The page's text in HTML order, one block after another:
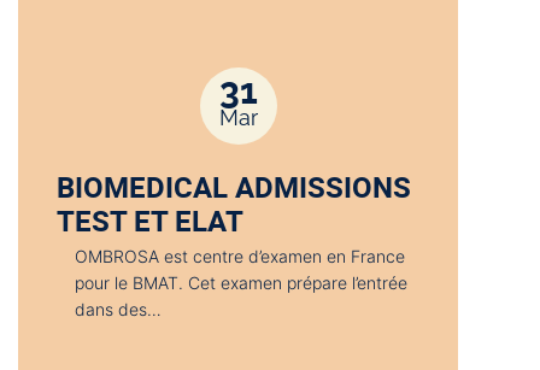
31
Mar
BIOMEDICAL ADMISSIONS
TEST ET ELAT
OMBROSA est centre d’examen en France
pour le BMAT. Cet examen prépare l’entrée
dans des…